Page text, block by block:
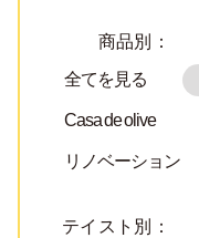
商品別：
全てを見る
Casa de olive
リノベーション
テイスト別：